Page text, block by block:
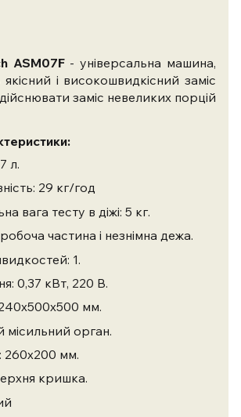
ASM07F- універсальна машина,
і високошвидкісний заміс
заміс невеликих порцій
л.
29 кг/год
вага тесту в діжі: 5 кг.
частина і незнімна дежа.
1.
0,37 кВт, 220 В.
мм.
місильний орган.
260х200 мм.
кришка.